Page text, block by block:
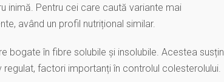
inimă. Pentru cei care caută variante mai
având un profil nutrițional similar.
bogate în fibre solubile și insolubile. Acestea susțin
factori importanți în controlul colesterolului.